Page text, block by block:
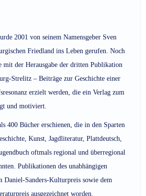
2001 von seinem Namensgeber Sven
Friedland ins Leben gerufen. Noch
mit der Herausgabe der dritten Publikation
Strelitz – Beiträge zur Geschichte einer
erzielt werden, die ein Verlag zum
und motiviert.
400 Bücher erschienen, die in den Sparten
Kunst, Jagdliteratur, Plattdeutsch,
oftmals regional und überregional
Publikationen des unabhängigen
Daniel-Sanders-Kulturpreis sowie dem
ausgezeichnet worden.